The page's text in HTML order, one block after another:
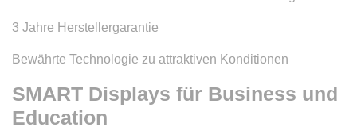
3 Jahre Herstellergarantie
Bewährte Technologie zu attraktiven Konditionen
SMART Displays für Business und
Education